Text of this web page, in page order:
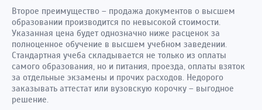
Второе преимущество – продажа документов о высшем
образовании производится по невысокой стоимости.
Указанная цена будет однозначно ниже расценок за
полноценное обучение в высшем учебном заведении.
Стандартная учеба складывается не только из оплаты
самого образования, но и питания, проезда, оплаты взяток
за отдельные экзамены и прочих расходов. Недорого
заказывать аттестат или вузовскую корочку – выгодное
решение.